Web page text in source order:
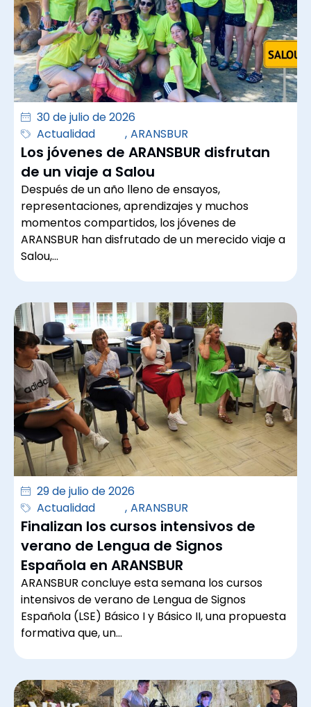
30 de julio de 2026
Actualidad
, ARANSBUR
Los jóvenes de ARANSBUR disfrutan
de un viaje a Salou
Después de un año lleno de ensayos,
representaciones, aprendizajes y muchos
momentos compartidos, los jóvenes de
ARANSBUR han disfrutado de un merecido viaje a
Salou,…
29 de julio de 2026
Actualidad
, ARANSBUR
Finalizan los cursos intensivos de
verano de Lengua de Signos
Española en ARANSBUR
ARANSBUR concluye esta semana los cursos
intensivos de verano de Lengua de Signos
Española (LSE) Básico I y Básico II, una propuesta
formativa que, un…